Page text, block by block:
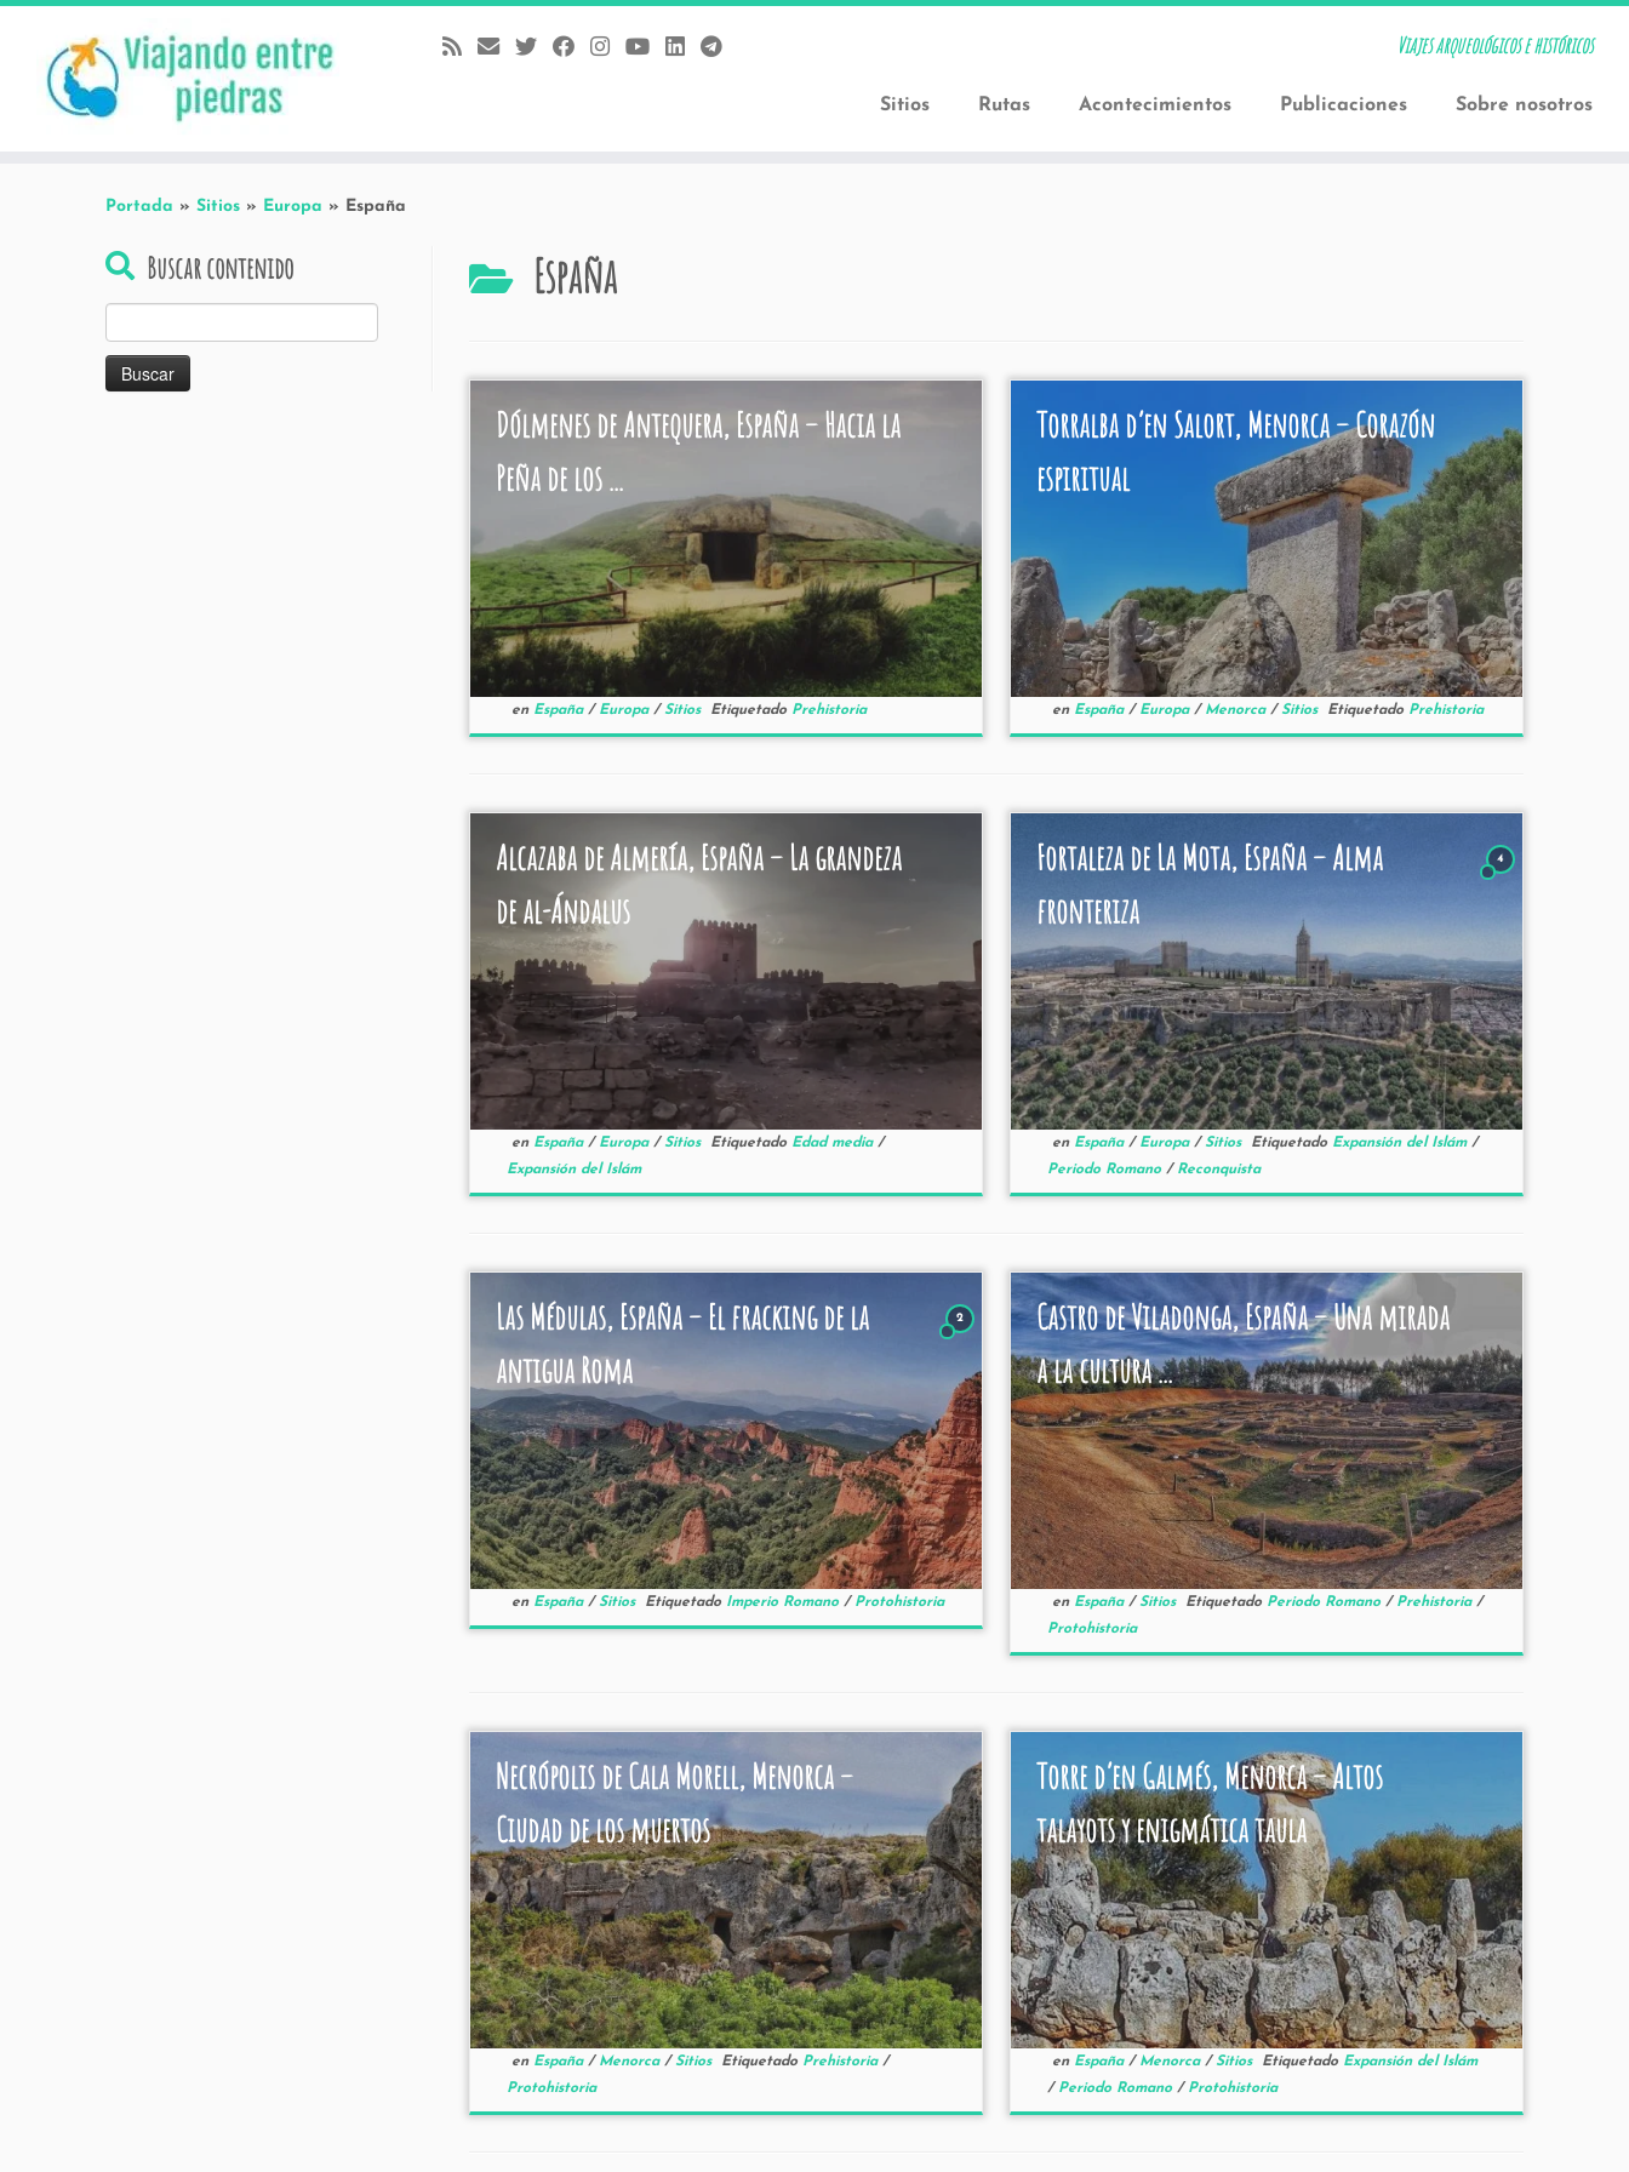
Skip
content
Viajes arqueológicos e históricos
Sitios Rutas Acontecimientos Publicaciones Sobre nosotros
Portada » Sitios » Europa » España
Buscar contenido España
Dólmenes de Antequera, España – Hacia la
Peña de los ...
en España / Europa / Sitios Etiquetado Prehistoria
Torralba d’en Salort, Menorca – Corazón
espiritual
en España / Europa / Menorca / Sitios Etiquetado Prehistoria
Alcazaba de Almería, España – La grandeza
de al-Ándalus
en España / Europa / Sitios Etiquetado Edad media /
Expansión del Islám
4
Fortaleza de La Mota, España – Alma
fronteriza
en España / Europa / Sitios Etiquetado Expansión del Islám /
Periodo Romano / Reconquista
2
Las Médulas, España – El fracking de la
antigua Roma
en España / Sitios Etiquetado Imperio Romano / Protohistoria
Castro de Viladonga, España – Una mirada
a la cultura ...
en España / Sitios Etiquetado Periodo Romano / Prehistoria /
Protohistoria
Necrópolis de Cala Morell, Menorca –
Ciudad de los muertos
en España / Menorca / Sitios Etiquetado Prehistoria /
Protohistoria
Torre d’en Galmés, Menorca – Altos
talayots y enigmática taula
en España / Menorca / Sitios Etiquetado Expansión del Islám
/ Periodo Romano / Protohistoria